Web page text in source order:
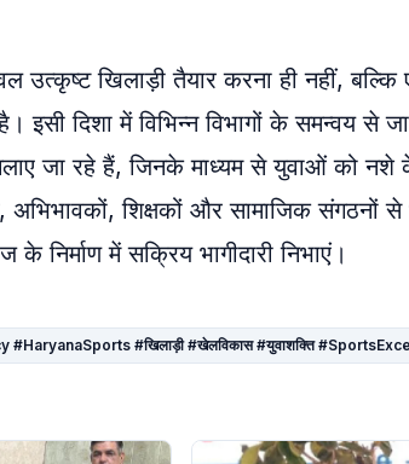
उत्कृष्ट खिलाड़ी तैयार करना ही नहीं,
इसी दिशा में विभिन्न विभागों के समन्वय से
जा रहे हैं, जिनके माध्यम से युवाओं को नशे
शिक्षकों और सामाजिक संगठनों से
में सक्रिय भागीदारी निभाएं।
#HaryanaSports #खिलाड़ी #खेलविकास #युवाशक्ति